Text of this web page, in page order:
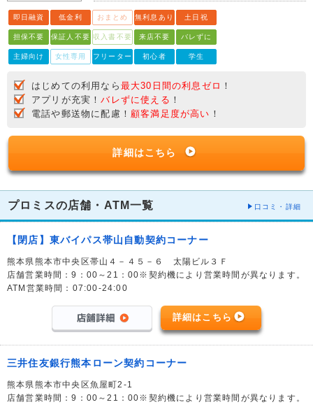
即日融資 低金利 おまとめ 無利息あり 土日祝
担保不要 保証人不要 収入書不要 来店不要 バレずに
主婦向け 女性専用 フリーター 初心者 学生
はじめての利用なら 最大30日間の利息ゼロ ！
アプリが充実！バレずに使える ！
電話や郵送物に配慮！ 顧客満足度が高い ！
詳細はこちら
プロミスの店舗・ATM一覧 口コミ・詳細
【閉店】東バイパス帯山自動契約コーナー
熊本県熊本市中央区帯山４－４５－６ 太陽ビル３Ｆ
店舗営業時間：9：00～21：00※契約機により営業時間が異なります。
ATM営業時間：07:00-24:00
詳細はこちら
三井住友銀行熊本ローン契約コーナー
熊本県熊本市中央区魚屋町2-1
店舗営業時間：9：00～21：00※契約機により営業時間が異なります。